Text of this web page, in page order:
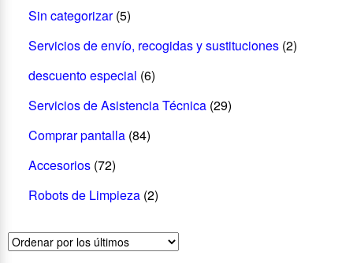
Sin categorizar (5)
Servicios de envío, recogidas y sustituciones (2)
descuento especial (6)
Servicios de Asistencia Técnica (29)
Comprar pantalla (84)
Accesorios (72)
Robots de Limpieza (2)